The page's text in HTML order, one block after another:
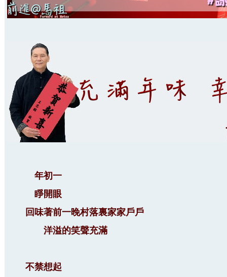
年初一
睜開眼
回味著前一晚村落裏家家戶戶
洋溢的笑聲充滿
不禁想起